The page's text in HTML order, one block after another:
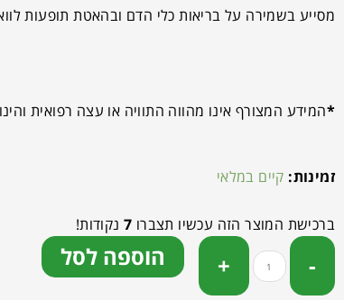
מסייע בשמירה על בריאות כלי הדם ובהאטת תופעות
*המידע המצורף אינו מהווה התוויה או עצה רפואית
זמינות: קיים במלאי
ברכישת המוצר הזה עכשיו תצברו 7 נקודות!
הוספה לסל